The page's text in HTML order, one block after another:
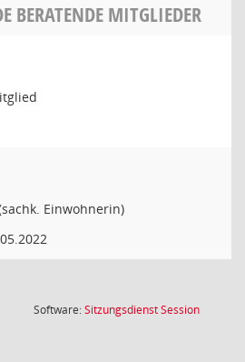
BERATENDE MITGLIEDER
Einwohnerin)
Software:SitzungsdienstSession(Wird in